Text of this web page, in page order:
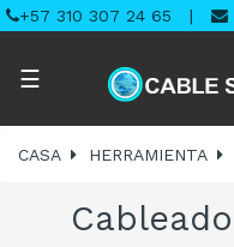
+57 310 307 24 65 |
Navegación
palanca
☰
CASA HERRAMIENTA